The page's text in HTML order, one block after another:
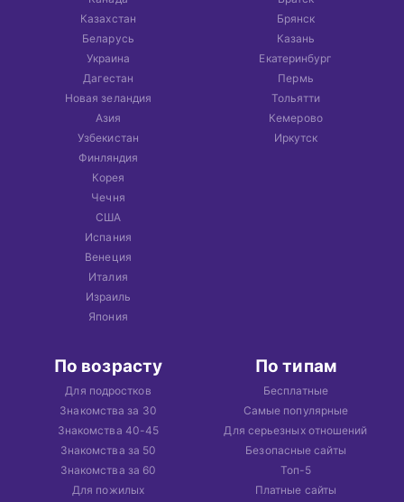
Казахстан
Беларусь
Украина
Дагестан
Новая зеландия
Азия
Узбекистан
Финляндия
Корея
Чечня
США
Испания
Венеция
Италия
Израиль
Япония
Брянск
Казань
Екатеринбург
Пермь
Тольятти
Кемерово
Иркутск
По возрасту
Для подростков
Знакомства за 30
Знакомства 40-45
Знакомства за 50
Знакомства за 60
Для пожилых
По типам
Бесплатные
Самые популярные
Для серьезных отношений
Безопасные сайты
Топ-5
Платные сайты